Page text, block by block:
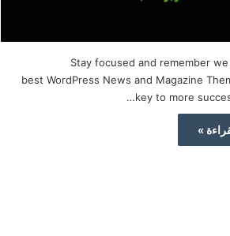
Stay focused and remember
best WordPress News and Magazine
key to more
»